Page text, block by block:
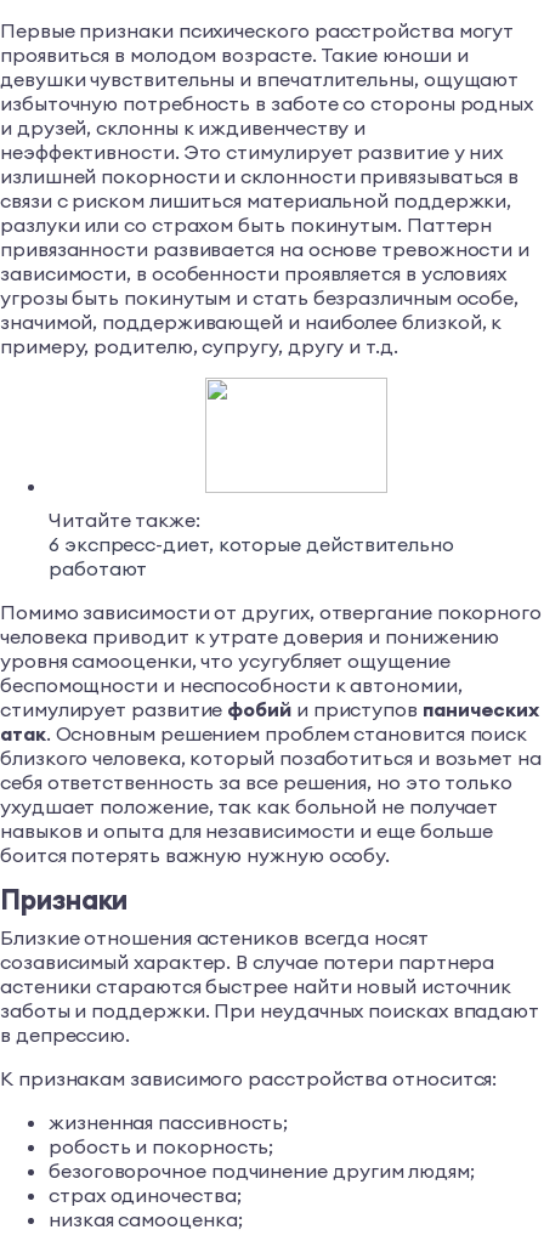
Первые признаки психического расстройства могут
проявиться в молодом возрасте. Такие юноши и
девушки чувствительны и впечатлительны, ощущают
избыточную потребность в заботе со стороны родных
и друзей, склонны к иждивенчеству и
неэффективности. Это стимулирует развитие у них
излишней покорности и склонности привязываться в
связи с риском лишиться материальной поддержки,
разлуки или со страхом быть покинутым. Паттерн
привязанности развивается на основе тревожности и
зависимости, в особенности проявляется в условиях
угрозы быть покинутым и стать безразличным особе,
значимой, поддерживающей и наиболее близкой, к
примеру, родителю, супругу, другу и т.д.
Читайте также:
6 экспресс-диет, которые действительно
работают
Помимо зависимости от других, отвергание покорного
человека приводит к утрате доверия и понижению
уровня самооценки, что усугубляет ощущение
беспомощности и неспособности к автономии,
стимулирует развитие фобийи приступов панических
атак. Основным решением проблем становится поиск
близкого человека, который позаботиться и возьмет на
себя ответственность за все решения, но это только
ухудшает положение, так как больной не получает
навыков и опыта для независимости и еще больше
боится потерять важную нужную особу.
Признаки
Близкие отношения астеников всегда носят
созависимый характер. В случае потери партнера
астеники стараются быстрее найти новый источник
заботы и поддержки. При неудачных поисках впадают
в депрессию.
К признакам зависимого расстройства относится:
жизненная пассивность;
робость и покорность;
безоговорочное подчинение другим людям;
страх одиночества;
низкая самооценка;